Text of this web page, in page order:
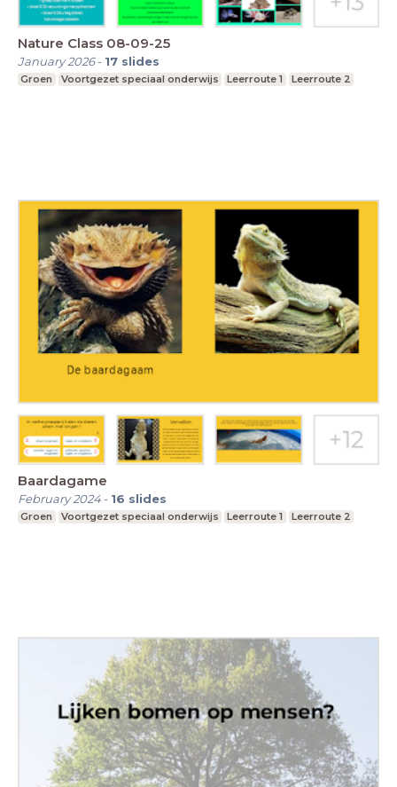
Nature Class 08-09-25
January 2026- 17 slides
Groen Voortgezet speciaal onderwijs Leerroute 1 Leerroute 2
Baardagame
February 2024- 16 slides
Groen Voortgezet speciaal onderwijs Leerroute 1 Leerroute 2